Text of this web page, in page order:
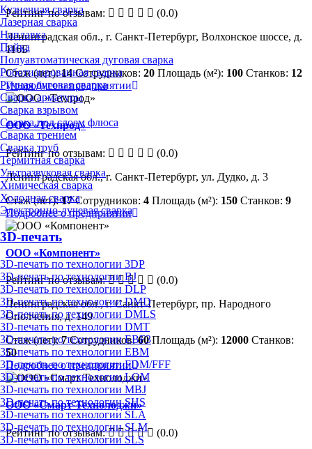
Кузнечная сварка
Лазерная сварка
Наплавка
Пайка
Полуавтоматическая дуговая сварка
Роботизированная сварка
Ручная дуговая сварка
Сварка арматуры
Сварка взрывом
Сварка под слоем флюса
Сварка трением
Сварка труб
Термитная сварка
Ультразвуковая сварка
Химическая сварка
Холодная сварка
Электронно-лучевая сварка
3D-печать
3D-печать по технологии 3DP
3D-печать по технологии BJ
3D-печать по технологии DLP
3D-печать по технологии DMD
3D-печать по технологии DMLS
3D-печать по технологии DMT
3D-печать по технологии EBF3
3D-печать по технологии EBM
3D-печать по технологии FDM/FFF
3D-печать по технологии LOM
3D-печать по технологии MBJ
3D-печать по технологии SHS
3D-печать по технологии SLA
3D-печать по технологии SLM
3D-печать по технологии SLS
Рейтинг по отзывам:
(0.0)
Ленинградская обл., г. Санкт-Петербург, Волхонское шоссе, д.
116Б
Стаж (лет):14 Сотрудников: 20 Площадь (м²): 100 Станков: 12
Подробнее о предприятии
ООО «Техпрод»
Рейтинг по отзывам:
(0.0)
Ленинградская обл., г. Санкт-Петербург, ул. Дудко, д. 3
Стаж (лет):17 Сотрудников: 4 Площадь (м²): 150 Станков: 9
Подробнее о предприятии
ООО «Компонент»
Рейтинг по отзывам:
(0.0)
Ленинградская обл., г. Санкт-Петербург, пр. Народного
Ополчения, д. 149
Стаж (лет):7 Сотрудников:60 Площадь (м²): 12000 Станков:
50
Подробнее о предприятии
ООО «Смарт Технолоджи»
Рейтинг по отзывам:
(0.0)